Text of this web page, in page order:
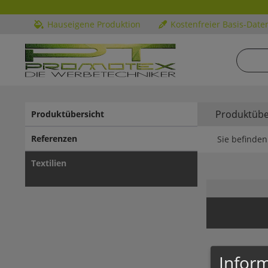
Hauseigene Produktion Kostenfreier Basis-
Produktübersicht
Referenzen
Textilien
Sie